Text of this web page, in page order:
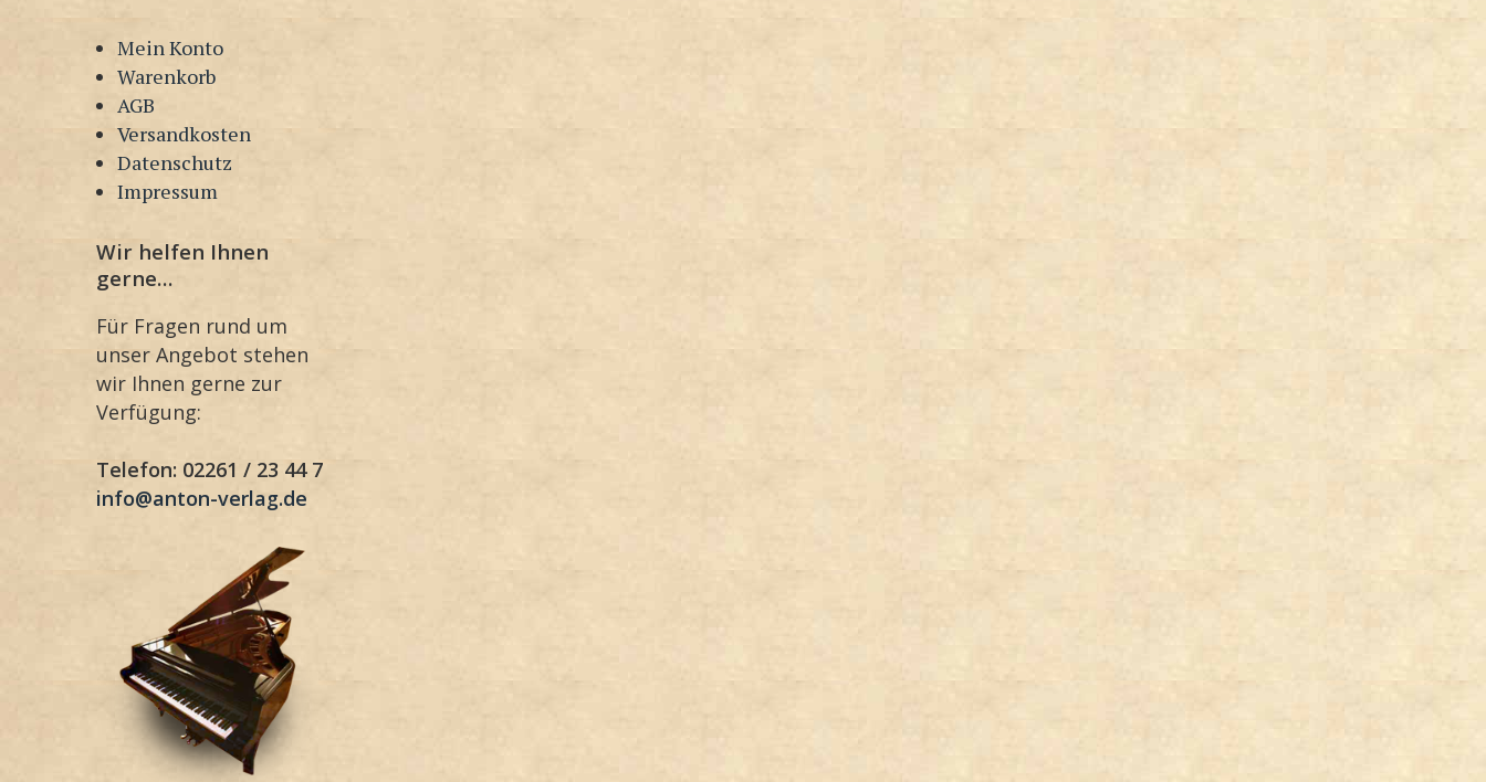
Mein Konto
Warenkorb
AGB
Versandkosten
Datenschutz
Impressum
Wir helfen Ihnen
gerne…
Für Fragen rund um
unser Angebot stehen
wir Ihnen gerne zur
Verfügung:
Telefon: 02261 / 23 44 7
info@anton-verlag.de